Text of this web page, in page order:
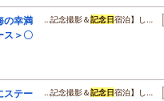
の幸満
ス＞〇
…記念撮影＆記念日宿泊】し…
ステー
…記念撮影＆記念日宿泊】し…